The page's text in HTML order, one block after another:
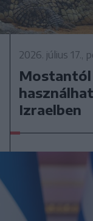
2026. július 17.,
Izraelben